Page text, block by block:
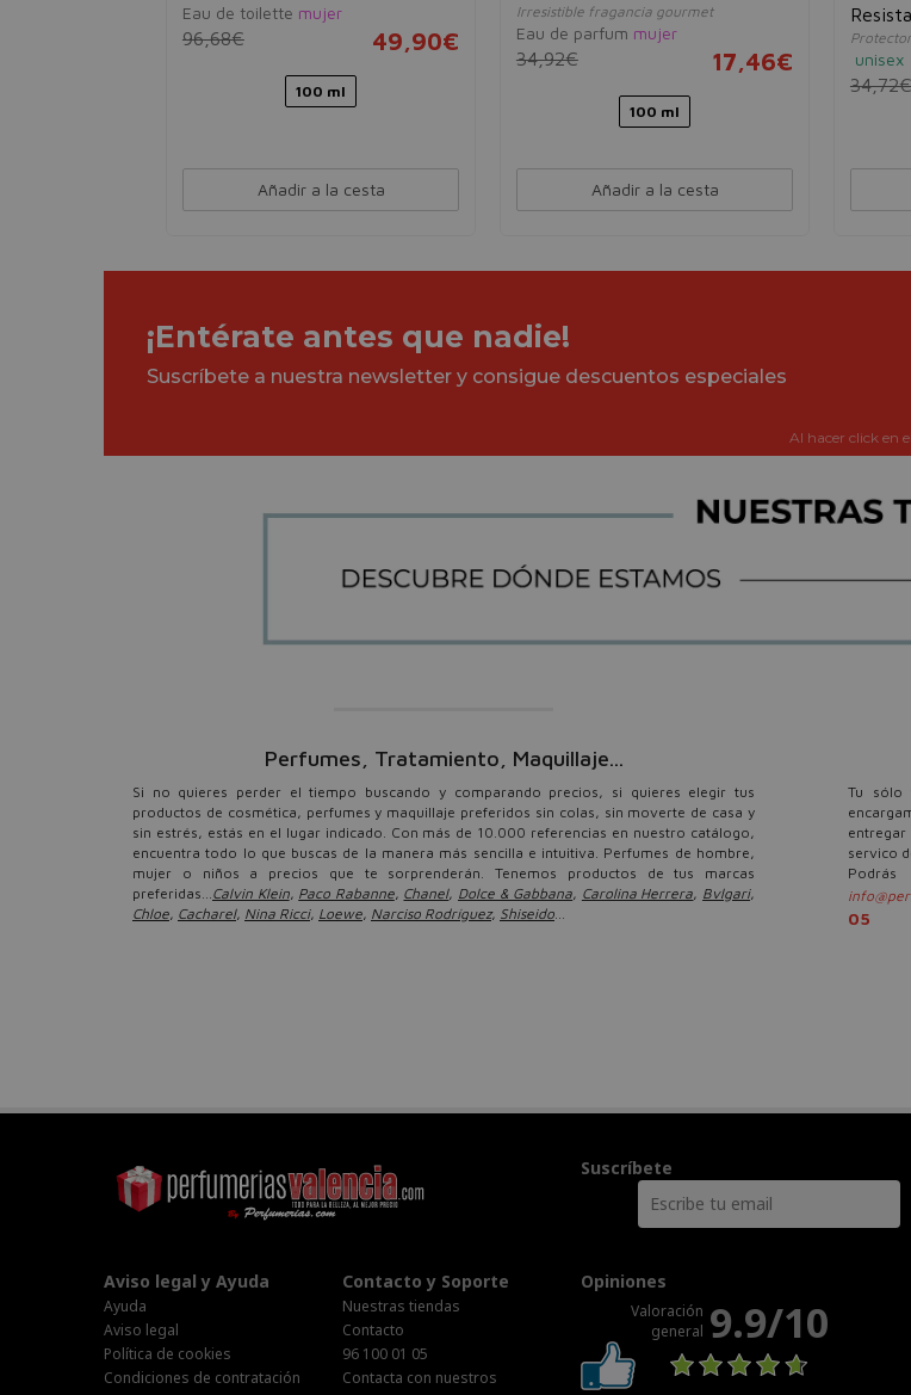
Eau de toilette mujer
96,68€ 49,90€
100 ml
Añadir a la cesta
Irresistible fragancia gourmet
Eau de parfum mujer
34,92€ 17,46€
100 ml
Añadir a la cesta
unisex
34,72€
¡Entérate antes que nadie!
Suscríbete a nuestra newsletter y consigue descuentos especiales
Al hacer click en
Perfumes, Tratamiento, Maquillaje...
Si no quieres perder el tiempo buscando y comparando precios, si quieres elegir tus
productos de cosmética, perfumes y maquillaje preferidos sin colas, sin moverte de casa y
sin estrés, estás en el lugar indicado. Con más de 10.000 referencias en nuestro catálogo,
encuentra todo lo que buscas de la manera más sencilla e intuitiva. Perfumes de hombre,
mujer o niños a precios que te sorprenderán. Tenemos productos de tus marcas
preferidas... Calvin Klein, Paco Rabanne, Chanel, Dolce & Gabbana, Carolina Herrera, Bvlgari,
Chloe, Cacharel, Nina Ricci, Loewe, Narciso Rodríguez, Shiseido
Tu sólo
entregar
servico
05
Suscríbete
Aviso legal y Ayuda
Ayuda
Aviso legal
Política de cookies
Condiciones de contratación
Contacto y Soporte
Nuestras tiendas
Contacto
96 100 01 05
Contacta con nuestros
Opiniones
Valoración
general 9.9/10